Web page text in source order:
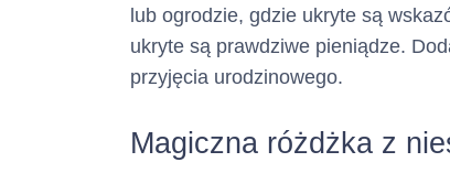
Adres
2. Opis
lub ogrodzie, gdzie ukryte są
ukryte są prawdziwe pieniądze.
przyjęcia urodzinowego.
Magiczna różdżka z